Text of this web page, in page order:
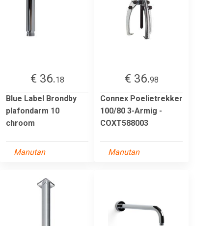
€ 36.18
Blue Label Brondby
plafondarm 10
chroom
Manutan
€ 36.98
Connex Poelietrekker
100/80 3-Armig -
COXT588003
Manutan